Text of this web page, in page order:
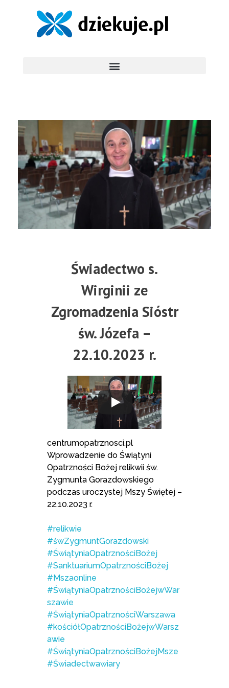
Świadectwo s.
Wirginii ze
Zgromadzenia Sióstr
św. Józefa –
22.10.2023 r.
centrumopatrznosci.pl
Wprowadzenie do Świątyni
Opatrzności Bożej relikwii św.
Zygmunta Gorazdowskiego
podczas uroczystej Mszy Świętej –
22.10.2023 r.
#relikwie
#śwZygmuntGorazdowski
#ŚwiątyniaOpatrznościBożej
#SanktuariumOpatrznościBożej
#Mszaonline
#ŚwiątyniaOpatrznościBożejwWar
szawie
#ŚwiątyniaOpatrznościWarszawa
#kościółOpatrznościBożejwWarsz
awie
#ŚwiątyniaOpatrznościBożejMsze
#Świadectwawiary